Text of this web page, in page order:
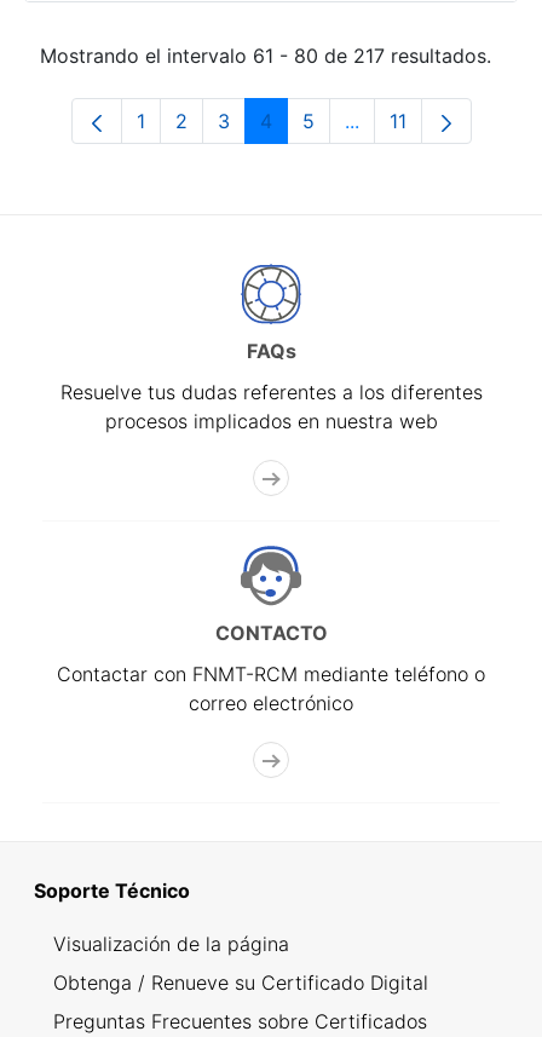
Mostrando el intervalo 61 - 80 de 217 resultados.
Página
1 Página
2 Página
3 Página
4 Página
5 ...Páginas intermedias
Página
11
FAQs
Resuelve tus dudas referentes a los diferentes
procesos implicados en nuestra web
CONTACTO
Contactar con FNMT-RCM mediante teléfono o
correo electrónico
Soporte Técnico
Visualización de la página
Obtenga / Renueve su Certificado Digital
Preguntas Frecuentes sobre Certificados